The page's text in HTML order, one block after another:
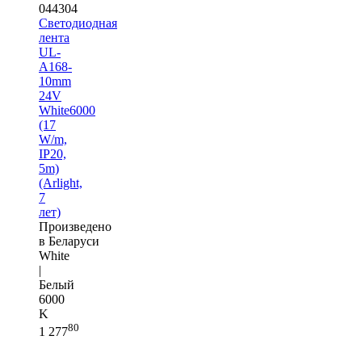
044304
Светодиодная
лента
UL-
A168-
10mm
24V
White6000
(17
W/m,
IP20,
5m)
(Arlight,
7
лет)
Произведено
в Беларуси
White
|
Белый
6000
K
1 27780